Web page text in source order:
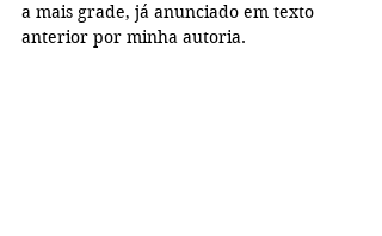
a mais grade, já anunciado em texto
anterior por minha autoria.